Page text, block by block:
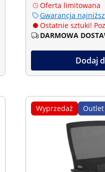
Oferta limitowana
Gwarancja
Ostatnie sztuki!
DARMOWA
Dodaj
Wyprzedaż Outlet